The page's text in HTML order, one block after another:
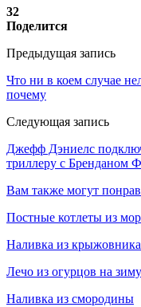
32
Поделится
Предыдущая запись
Что ни в коем случае
почему
Следующая запись
Джефф Дэниелс
триллеру с Бренданом
Вам также могут
Постные котлеты из
Наливка из
Лечо из огурцов на зиму
Наливка из смородины